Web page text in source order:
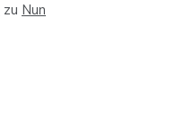
zu Nun